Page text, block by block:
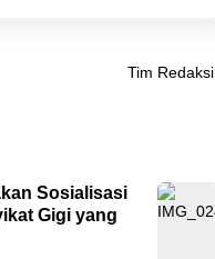
Tim Redaksi
Sosialisasi
Gigi yang